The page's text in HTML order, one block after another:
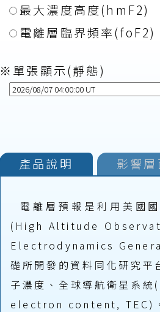
最大濃度高度(hmF2)
電離層臨界頻率(foF2)
※單張顯示(靜態)
產品說明 影響層
電離層預報是利用美
(High Altitude
Electrodynamics
礎所開發的資料同化研究
子濃度、全球導航衛星系
electron content, TEC)。